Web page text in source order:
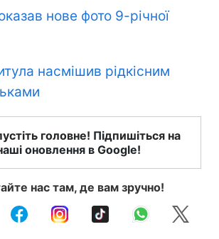
нове фото 9-річної
насмішив рідкісним
головне! Підпишіться на
оновлення в Google!
нас там, де вам зручно!